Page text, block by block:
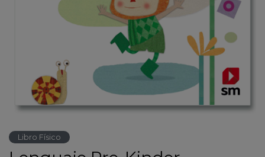
Libro Físico